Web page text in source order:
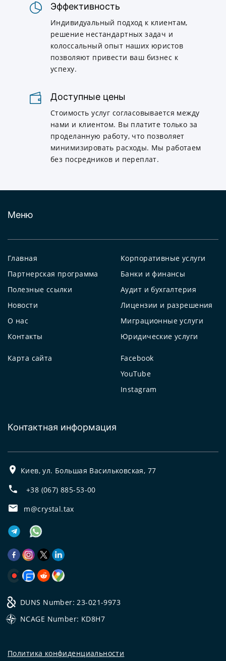
Эффективность
Индивидуальный подход к клиентам,
решение нестандартных задач и
колоссальный опыт наших юристов
позволяют привести ваш бизнес к
успеху.
Доступные цены
Стоимость услуг согласовывается между
нами и клиентом. Вы платите только за
проделанную работу, что позволяет
минимизировать расходы. Мы работаем
без посредников и переплат.
Меню
Главная
Партнерская программа
Полезные ссылки
Новости
О нас
Контакты
Корпоративные услуги
Банки и финансы
Аудит и бухгалтерия
Лицензии и разрешения
Миграционные услуги
Юридические услуги
Карта сайта
Facebook
YouTube
Instagram
Контактная информация
Киев, ул. Большая Васильковская, 77
+38 (067) 885-53-00
m@crystal.tax
DUNS Number: 23-021-9973
NCAGE Number: KD8H7
Политика конфиденциальности